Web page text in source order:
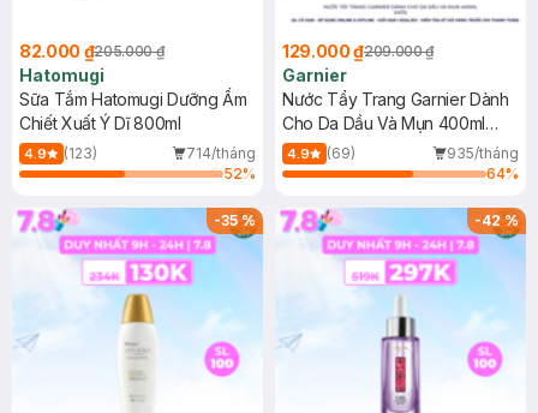
82.000 ₫205.000 ₫
Hatomugi
Sữa Tắm Hatomugi Dưỡng Ẩm
Chiết Xuất Ý Dĩ 800ml
4.9 (123)
714/tháng
52%
129.000 ₫209.000 ₫
Garnier
Nước Tẩy Trang Garnier Dành
Cho Da Dầu Và Mụn 400ml
(Mới)
4.9 (69)
935/tháng
64%
-35% -42%